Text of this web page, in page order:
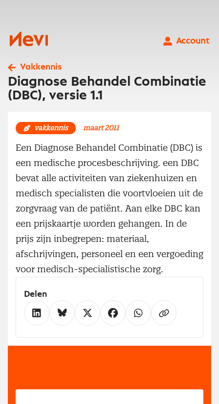
Nevi
Account
Vakkennis
Diagnose Behandel Combinatie
(DBC), versie 1.1
vakkennis maart 2011
Een Diagnose Behandel Combinatie (DBC) is
een medische procesbeschrijving. een DBC
bevat alle activiteiten van ziekenhuizen en
medisch specialisten die voortvloeien uit de
zorgvraag van de patiënt. Aan elke DBC kan
een prijskaartje worden gehangen. In de
prijs zijn inbegrepen: materiaal,
afschrijvingen, personeel en een vergoeding
voor medisch-specialistische zorg.
Delen